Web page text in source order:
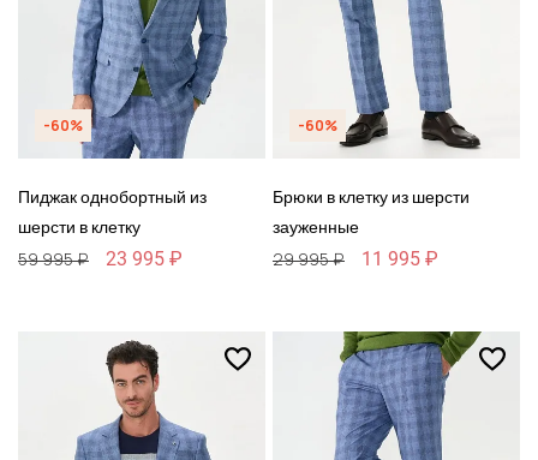
-60%
Пиджак однобортный из
шерсти в клетку
59 995 ₽ 23 995 ₽
-60%
Брюки в клетку из шерсти
зауженные
29 995 ₽ 11 995 ₽